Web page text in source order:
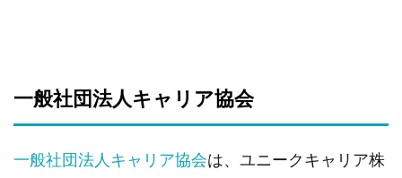
一般社団法人キャリア協会
一般社団法人キャリア協会は、ユニークキャリア株